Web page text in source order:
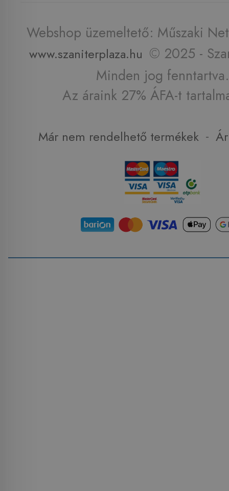
Webshop üzemeltető: Műszaki
www.szaniterplaza.hu © 2025 -
Minden jog fenntartva.
Az áraink 27% ÁFA-t
Már nem rendelhető termékek -